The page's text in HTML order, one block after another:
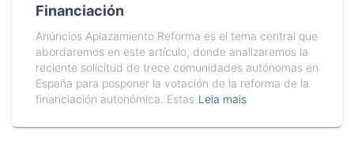
Financiación
Anúncios Aplazamiento Reforma es el tema central que
abordaremos en este artículo, donde analizaremos la
reciente solicitud de trece comunidades autónomas en
España para posponer la votación de la reforma de la
financiación autonómica. Estas Leia mais